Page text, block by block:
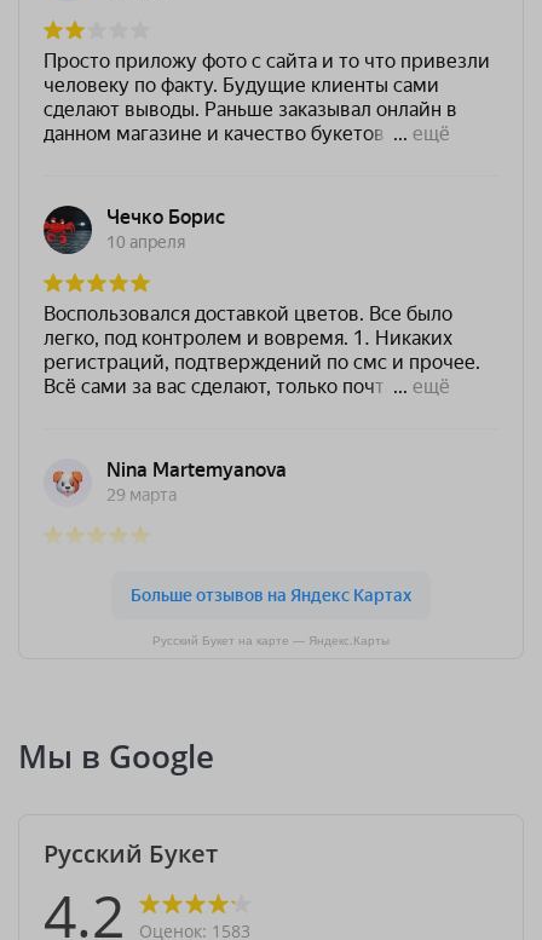
Русский Букет на карте — Яндекс.Карты
Мы в Google
Русский Букет
4.2 Оценок: 1583